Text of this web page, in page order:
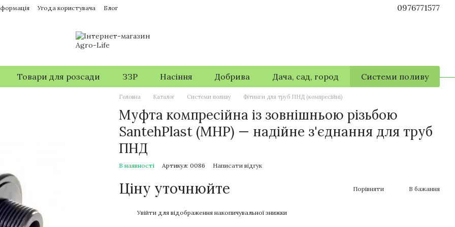
Угода користувача Блог 0976771577
Товари для розсади ЗЗР Насіння Добрива Дача, сад, город Системи поливу
Головна Каталог Системи поливу Фітинги для труб ПНД (компресійні)
Муфта компресійна із зовнішньою різьбою
SantehPlast (МНР) — надійне з'єднання для труб
ПНД
В наявності Артикул: 0086 Написати відгук
Ціну уточнюйте Порівняти В бажання
Увійти для відображення накопичувальної знижки